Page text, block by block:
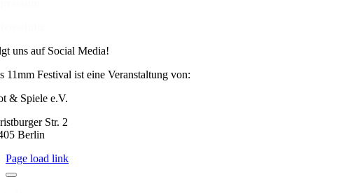
uns auf Social Media!
11mm Festival ist eine Veranstaltung von:
& Spiele e.V.
Str. 2
Berlin
Page load link